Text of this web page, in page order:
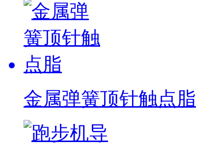
金属弹簧顶针触点脂